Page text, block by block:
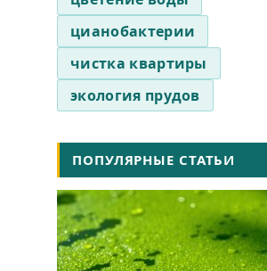
цианобактерии
чистка квартиры
экология прудов
ПОПУЛЯРНЫЕ СТАТЬИ